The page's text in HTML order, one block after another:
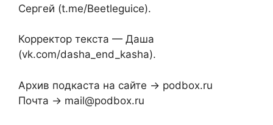
Сергей (t.me/Beetleguice).
Корректор текста — Даша
(vk.com/dasha_end_kasha).
Архив подкаста на сайте → podbox.ru
Почта → mail@podbox.ru